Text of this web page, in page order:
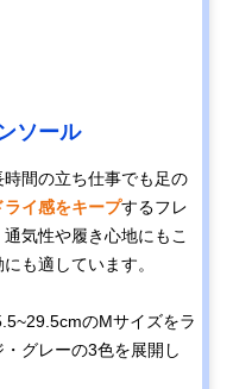
ソール
間の立ち仕事でも足の
イ感をキープするフレ
気性や履き心地にもこ
も適しています。
のMサイズをラ
グレーの3色を展開し